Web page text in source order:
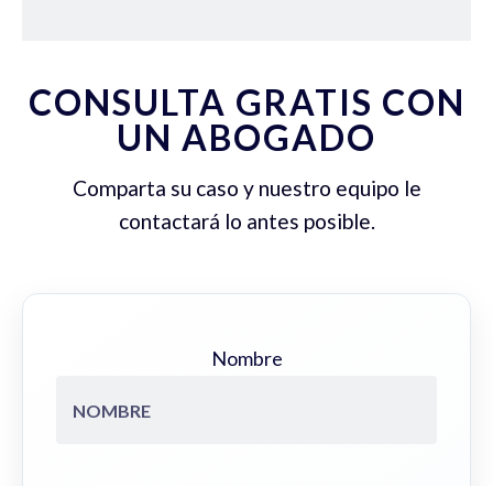
CONSULTA GRATIS CON
UN ABOGADO
Comparta su caso y nuestro equipo le
contactará lo antes posible.
Nombre